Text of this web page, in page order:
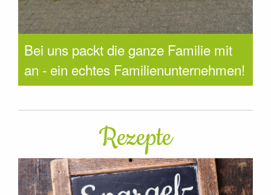
Bei uns packt die ganze Familie mit
an - ein echtes Familienunternehmen!
Rezepte